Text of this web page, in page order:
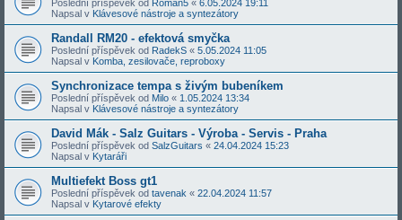
Poslední příspěvek od Roman5 « 6.05.2024 19:11
Napsal v Klávesové nástroje a syntezátory
Randall RM20 - efektová smyčka
Poslední příspěvek od RadekS « 5.05.2024 11:05
Napsal v Komba, zesilovače, reproboxy
Synchronizace tempa s živým bubeníkem
Poslední příspěvek od Milo « 1.05.2024 13:34
Napsal v Klávesové nástroje a syntezátory
David Mák - Salz Guitars - Výroba - Servis - Praha
Poslední příspěvek od SalzGuitars « 24.04.2024 15:23
Napsal v Kytaráři
Multiefekt Boss gt1
Poslední příspěvek od tavenak « 22.04.2024 11:57
Napsal v Kytarové efekty